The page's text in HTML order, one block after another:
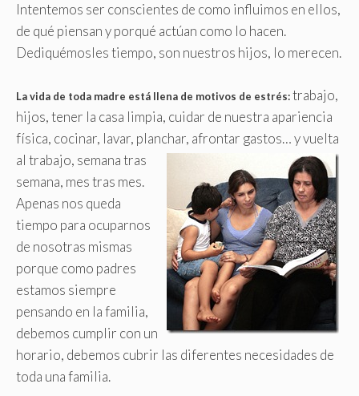
Intentemos ser conscientes de como influimos en ellos,
de qué piensan y porqué actúan como lo hacen.
Dediquémosles tiempo, son nuestros hijos, lo merecen.
La vida de toda madre está llena de motivos de estrés:trabajo,
hijos, tener la casa limpia, cuidar de nuestra apariencia
física, cocinar, lavar, planchar, afrontar gastos…y vuelta
al trabajo, semana tras
semana, mes tras mes.
Apenas nos queda
tiempo para ocuparnos
de nosotras mismas
porque como padres
estamos siempre
pensando en la familia,
debemos cumplir con un
horario, debemos cubrir las diferentes necesidades de
toda una familia.